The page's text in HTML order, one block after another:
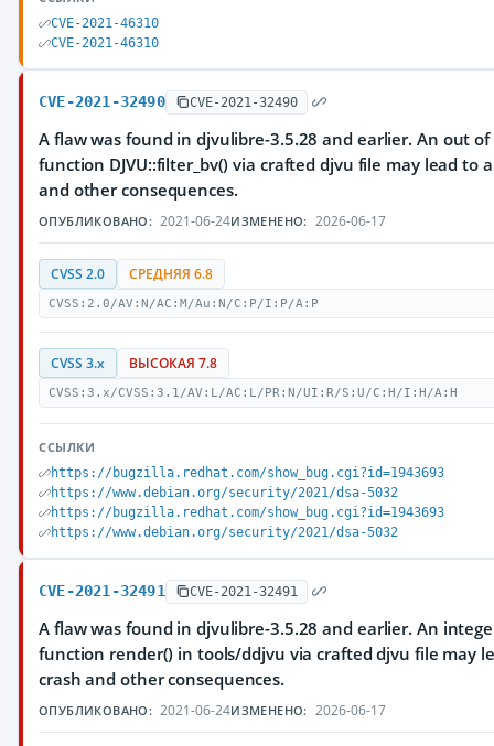
CVE-2021-46310
CVE-2021-46310
CVE-2021-32490 CVE-2021-32490
A flaw was found in djvulibre-3.5.28 and earlier. An out
function DJVU::filter_bv() via crafted djvu file may lead to
and other consequences.
ОПУБЛИКОВАНО: 2021-06-24ИЗМЕНЕНО: 2026-06-17
CVSS 2.0 СРЕДНЯЯ 6.8
CVSS:2.0/AV:N/AC:M/Au:N/C:P/I:P/A:P
CVSS 3.x ВЫСОКАЯ 7.8
CVSS:3.x/CVSS:3.1/AV:L/AC:L/PR:N/UI:R/S:U/C:H/I:H/A:H
ССЫЛКИ
https://bugzilla.redhat.com/show_bug.cgi?id=1943693
https://www.debian.org/security/2021/dsa-5032
https://bugzilla.redhat.com/show_bug.cgi?id=1943693
https://www.debian.org/security/2021/dsa-5032
CVE-2021-32491 CVE-2021-32491
A flaw was found in djvulibre-3.5.28 and earlier. An
function render() in tools/ddjvu via crafted djvu file may
crash and other consequences.
ОПУБЛИКОВАНО: 2021-06-24ИЗМЕНЕНО: 2026-06-17